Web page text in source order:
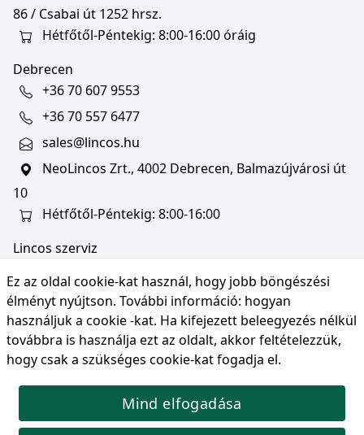
Ez az oldal cookie-kat használ, hogy jobb böngészési
élményt nyújtson. További információ: hogyan
használjuk a cookie -kat. Ha kifejezett beleegyezés nélkül
továbbra is használja ezt az oldalt, akkor feltételezzük,
hogy csak a szükséges cookie-kat fogadja el.
Mind elfogadása
86 / Csabai út 1252 hrsz.
Hétfőtől-Péntekig: 8:00-16:00 óráig
Debrecen
+36 70 607 9553
+36 70 557 6477
sales@lincos.hu
NeoLincos Zrt., 4002 Debrecen, Balmazújvárosi út
10
Hétfőtől-Péntekig: 8:00-16:00
Lincos szerviz
NeoLincos Zrt., 4002 Debrecen, Balmazújvárosi út
10
Nyitvatartás: hétfő-péntek 8:00-16:00
© Copyright 2026 NeoLincos Zrt., minden jog